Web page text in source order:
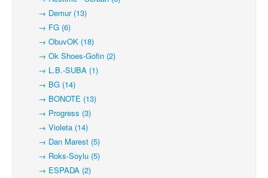
→ Demur (13)
→ FG (6)
→ ObuvOK (18)
→ Ok Shoes-Gofin (2)
→ L.B.-SUBA (1)
→ BG (14)
→ BONOTE (13)
→ Progress (3)
→ Violeta (14)
→ Dan Marest (5)
→ Roks-Soylu (5)
→ ESPADA (2)